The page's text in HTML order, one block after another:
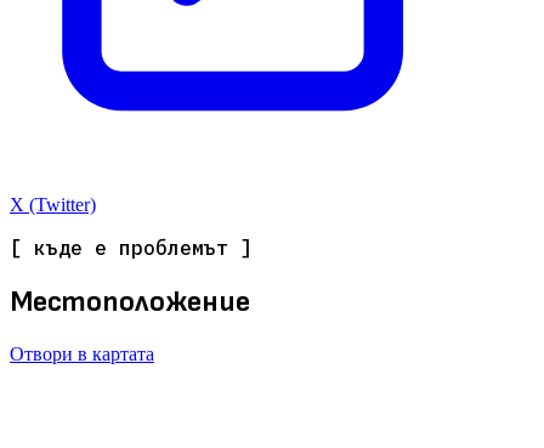
X (Twitter)
[ къде е проблемът ]
Местоположение
Отвори в картата